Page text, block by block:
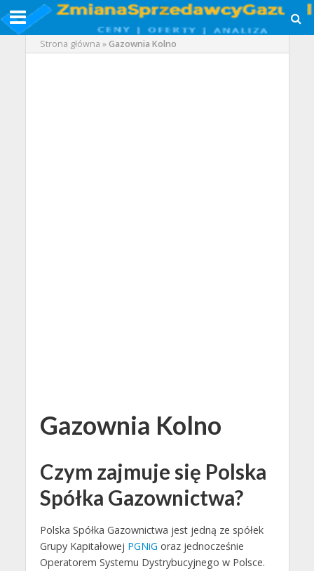
Strona główna »Gazownia Kolno
Gazownia Kolno
Czym zajmuje się Polska
Spółka Gazownictwa?
Polska Spółka Gazownictwa jest jedną ze spółek
Grupy Kapitałowej PGNiG oraz jednocześnie
Operatorem Systemu Dystrybucyjnego w Polsce.